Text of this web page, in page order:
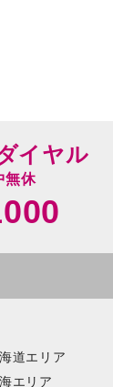
イヤル
無休
道エリア
エリア